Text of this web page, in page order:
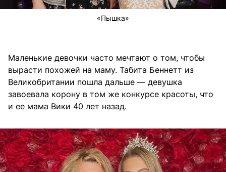
«Пышка»
Маленькие девочки часто мечтают о том, чтобы
вырасти похожей на маму. Табита Беннетт из
Великобритании пошла дальше — девушка
завоевала корону в том же конкурсе красоты, что
и ее мама Вики 40 лет назад.